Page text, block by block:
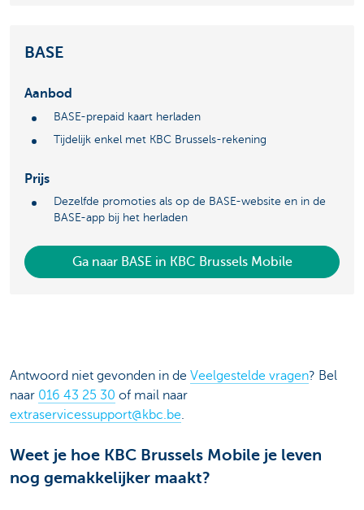
BASE
Aanbod
BASE-prepaid kaart herladen
Tijdelijk enkel met KBC Brussels-rekening
Prijs
Dezelfde promoties als op de BASE-website en in de
BASE-app bij het herladen
Ga naar BASE in KBC Brussels Mobile
Antwoord niet gevonden in de Veelgestelde vragen? Bel
naar 016 43 25 30 of mail naar
extraservicessupport@kbc.be.
Weet je hoe KBC Brussels Mobile je leven
nog gemakkelijker maakt?